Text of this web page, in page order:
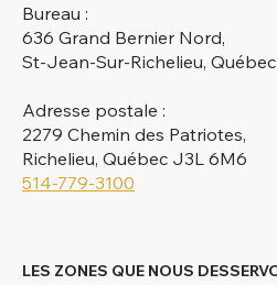
Bureau :
636 Grand Bernier Nord,
St-Jean-Sur-Richelieu,
Adresse postale :
2279 Chemin des Patriotes,
Richelieu, Québec J3L 6M6
514-779-3100
LES ZONES QUE NOUS